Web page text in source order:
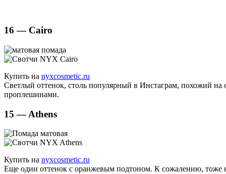
16 — Cairo
Купить на nyxcosmetic.ru
Светлый оттенок, столь популярный в Инстаграм, похожий
проплешинами.
15 — Athens
Купить на nyxcosmetic.ru
Еще один оттенок с оранжевым подтоном. К сожалению, тоже